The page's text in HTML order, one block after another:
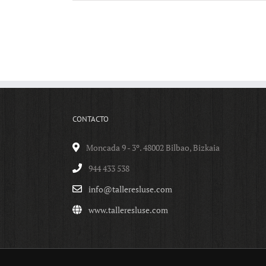
CONTACTO
Moncada 9 - 3º. 48002 Bilbao, Bizkaia
944 433 538
info@talleresluse.com
www.talleresluse.com